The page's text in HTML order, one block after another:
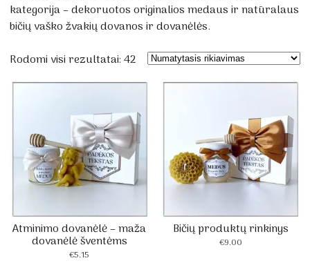
kategorija – dekoruotos originalios medaus ir natūralaus
bičių vaško žvakių dovanos ir dovanėlės.
Rodomi visi rezultatai: 42
Atminimo dovanėlė – maža
dovanėlė šventėms
€5.15
Bičių produktų rinkinys
€9.00